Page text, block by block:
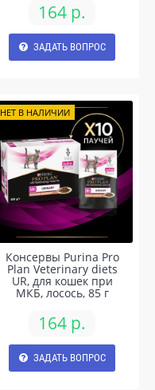
164 р.
ЗАДАТЬ ВОПРОС
НЕТ В НАЛИЧИИ
Консервы Purina Pro
Plan Veterinary diets
UR, для кошек при
МКБ, лосось, 85 г
164 р.
ЗАДАТЬ ВОПРОС